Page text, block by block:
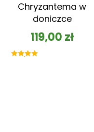
Chryzantema w
doniczce
119,00 zł